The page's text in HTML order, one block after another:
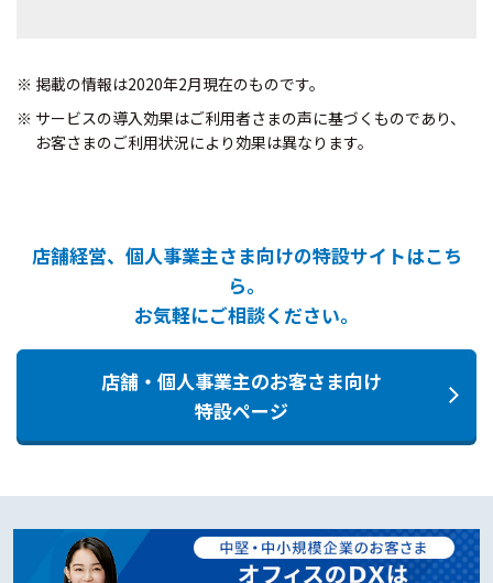
※ 掲載の情報は2020年2月現在のものです。
※ サービスの導入効果はご利用者さまの声に基づくものであり、
お客さまのご利用状況により効果は異なります。
店舗経営、個人事業主さま向けの特設サイトはこち
ら。
お気軽にご相談ください。
店舗・個人事業主のお客さま向け
特設ページ